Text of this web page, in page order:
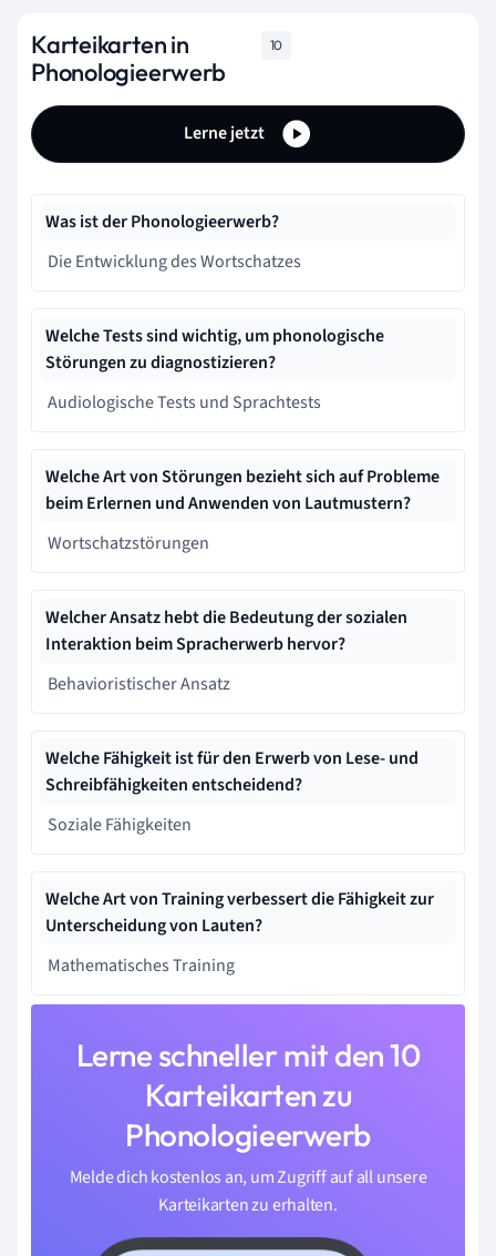
Karteikarten in
Phonologieerwerb
10
Lerne jetzt
Was ist der Phonologieerwerb?
Die Entwicklung des Wortschatzes
Welche Tests sind wichtig, um phonologische
Störungen zu diagnostizieren?
Audiologische Tests und Sprachtests
Welche Art von Störungen bezieht sich auf Probleme
beim Erlernen und Anwenden von Lautmustern?
Wortschatzstörungen
Welcher Ansatz hebt die Bedeutung der sozialen
Interaktion beim Spracherwerb hervor?
Behavioristischer Ansatz
Welche Fähigkeit ist für den Erwerb von Lese- und
Schreibfähigkeiten entscheidend?
Soziale Fähigkeiten
Welche Art von Training verbessert die Fähigkeit zur
Unterscheidung von Lauten?
Mathematisches Training
Lerne schneller mit den 10
Karteikarten zu
Phonologieerwerb
Melde dich kostenlos an, um Zugriff auf all unsere
Karteikarten zu erhalten.